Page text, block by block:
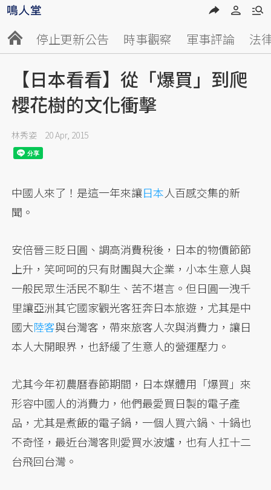
停止更新公告 時事觀察 軍事評論 法
【日本看看】從「爆買」到爬
櫻花樹的文化衝擊
林秀姿 20 Apr, 2015
中國人來了！是這一年來讓日本人百感交集的新
聞。
安倍晉三貶日圓、調高消費稅後，日本的物價節節
上升，笑呵呵的只有財團與大企業，小本生意人與
一般民眾生活民不聊生、苦不堪言。但日圓一洩千
里讓亞洲其它國家觀光客狂奔日本旅遊，尤其是中
國大陸客與台灣客，帶來旅客人次與消費力，讓日
本人大開眼界，也舒緩了生意人的營運壓力。
尤其今年初農曆春節期間，日本媒體用「爆買」來
形容中國人的消費力，他們最愛買日製的電子產
品，尤其是煮飯的電子鍋，一個人買六鍋、十鍋也
不奇怪，最近台灣客則愛買水波爐，也有人扛十二
台飛回台灣。